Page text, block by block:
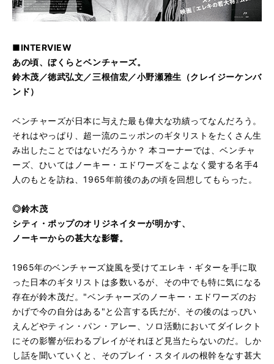
■INTERVIEW
あの頃、ぼくらとベンチャーズ。
鈴木茂／徳武弘文／三根信宏／小野瀬雅生（クレイジーケンバ
ンド）
ベンチャーズが日本に与えた最も偉大な功績ってなんだろう。
それはやっぱり、超一流のニッポンのギタリストをたくさん生
み出したことではないだろうか？ 本コーナーでは、ベンチャ
ーズ、ひいてはノーキー・エドワーズをこよなく愛する名手4
人のもとを訪ね、1965年前後のあの頃を回想してもらった。
◎鈴木茂
シティ・ポップのオリジネイターが明かす、
ノーキーからの甚大な影響。
1965年のベンチャーズ旋風を受けてエレキ・ギターを手に取
った日本のギタリストは多数いるが、その中でも特に気になる
存在が鈴木茂だ。"ベンチャーズのノーキー・エドワーズのお
かげで今の自分はある"と公言する氏だが、その後のはっぴい
えんどやティン・パン・アレー、ソロ活動においてダイレクト
にその影響が伝わるプレイがそれほど見当たらないのだ。しか
し話を聞いていくと、そのプレイ・スタイルの根幹をなす甚大